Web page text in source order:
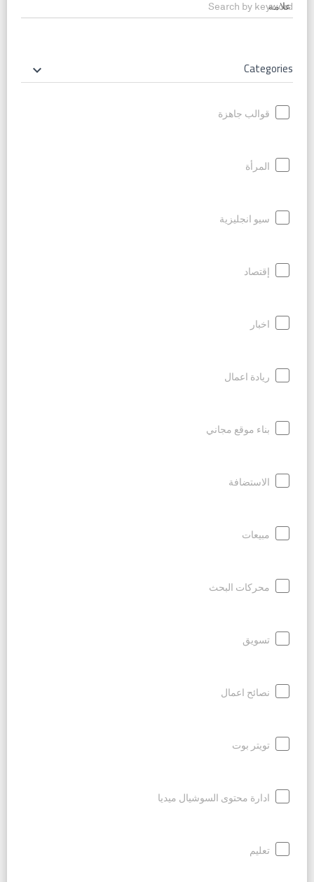
Search by keyword
Categories
keyboard_arrow_down
قوالب جاهزة
المرأة
سيو انجليزية
إقتصاد
اخبار
ريادة اعمال
بناء موقع مجاني
الاستضافة
مبيعات
محركات البحث
تسويق
نصائح اعمال
تويتر بوت
ادارة محتوى السوشيال ميديا
تعليم